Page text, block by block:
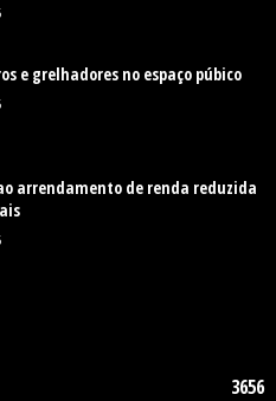
e grelhadores no espaço púbico
arrendamento de renda reduzida
3656